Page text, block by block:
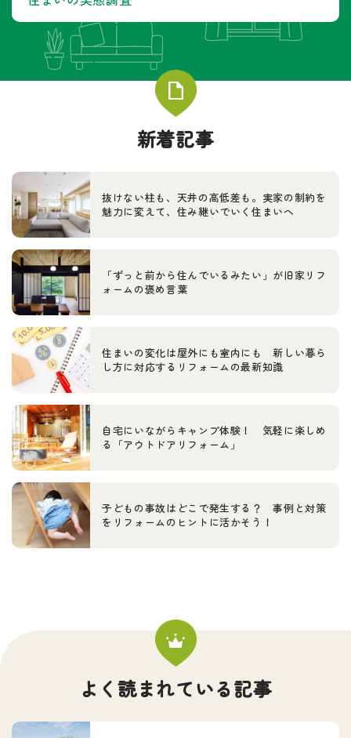
新着記事
抜けない柱も、天井の高低差も。実家の制約を
魅力に変えて、住み継いでいく住まいへ
「ずっと前から住んでいるみたい」が旧家リフ
ォームの褒め言葉
住まいの変化は屋外にも室内にも 新しい暮ら
し方に対応するリフォームの最新知識
自宅にいながらキャンプ体験！ 気軽に楽しめ
る「アウトドアリフォーム」
子どもの事故はどこで発生する？ 事例と対策
をリフォームのヒントに活かそう！
よく読まれている記事